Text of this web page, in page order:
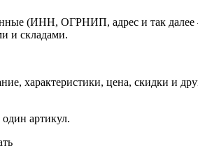
(ИНН, ОГРНИП, адрес и так
и складами.
характеристики, цена, скидки и
артикул.